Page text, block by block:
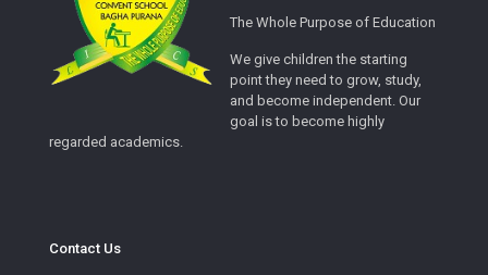
The Whole Purpose of Education
We give children the starting
point they need to grow, study,
and become independent. Our
goal is to become highly
regarded academics.
Contact Us